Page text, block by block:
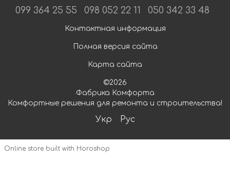
099 364 25 55 098 052 22 11 050 342 33 48
Контактная информация
Полная версия сайта
Карта сайта
©2026
Фабрика Комфорта
Комфортные решения для ремонта и строительства!
Укр Рус
Online store built with Horoshop